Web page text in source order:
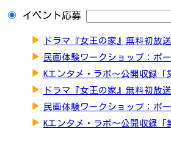
イベント応募
▶ ドラマ『女王の家』無料初放
▶ 民画体験ワークショップ：ポ
▶ Kエンタメ・ラボ～公開収録「
▶ ドラマ『女王の家』無料初放
▶ 民画体験ワークショップ：ポ
▶ Kエンタメ・ラボ～公開収録「